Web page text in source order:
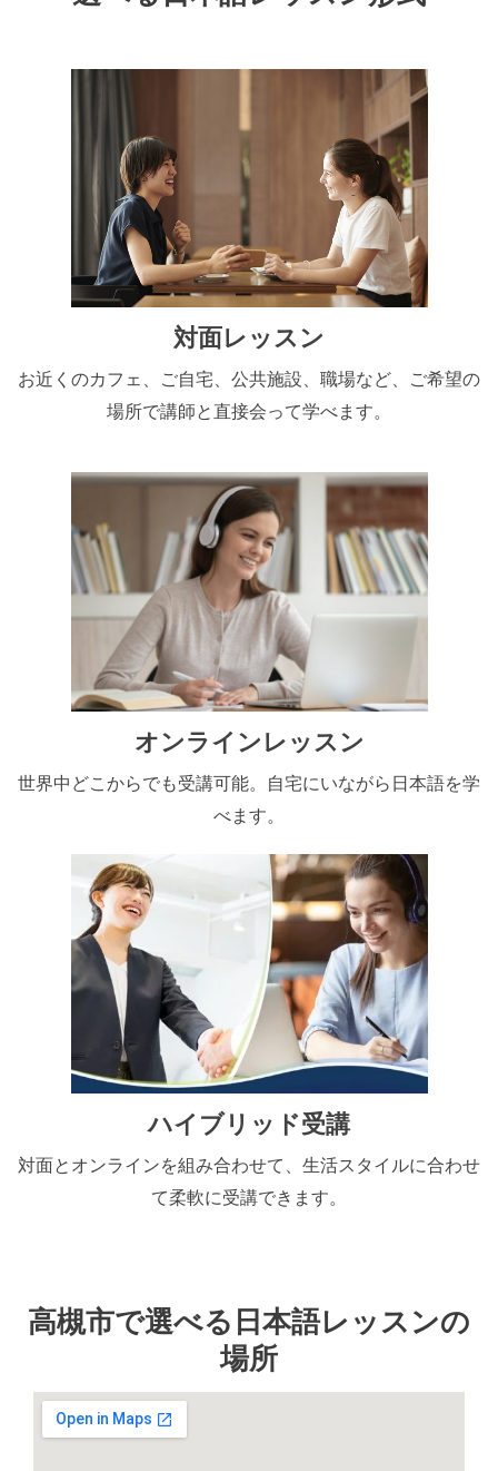
対面レッスン
お近くのカフェ、ご自宅、公共施設、職場など、ご希望の
場所で講師と直接会って学べます。
オンラインレッスン
世界中どこからでも受講可能。自宅にいながら日本語を学
べます。
ハイブリッド受講
対面とオンラインを組み合わせて、生活スタイルに合わせ
て柔軟に受講できます。
高槻市で選べる日本語レッスンの
場所